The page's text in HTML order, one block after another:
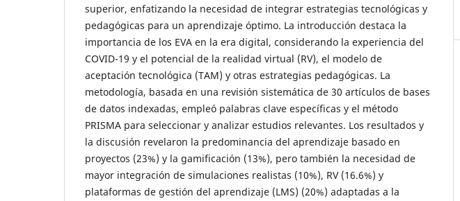
superior, enfatizando la necesidad de integrar estrategias tecnológicas y
pedagógicas para un aprendizaje óptimo. La introducción destaca la
importancia de los EVA en la era digital, considerando la experiencia del
COVID-19 y el potencial de la realidad virtual (RV), el modelo de
aceptación tecnológica (TAM) y otras estrategias pedagógicas. La
metodología, basada en una revisión sistemática de 30 artículos de bases
de datos indexadas, empleó palabras clave específicas y el método
PRISMA para seleccionar y analizar estudios relevantes. Los resultados y
la discusión revelaron la predominancia del aprendizaje basado en
proyectos (23%) y la gamificación (13%), pero también la necesidad de
mayor integración de simulaciones realistas (10%), RV (16.6%) y
plataformas de gestión del aprendizaje (LMS) (20%) adaptadas a la